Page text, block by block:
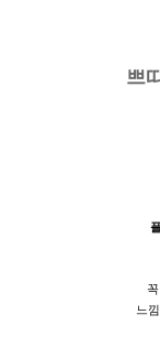
쁘
느